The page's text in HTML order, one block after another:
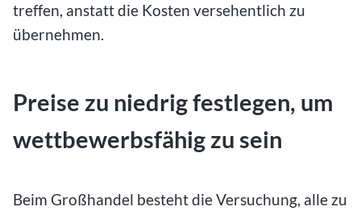
treffen, anstatt die Kosten versehentlich zu
übernehmen.
Preise zu niedrig festlegen, um
wettbewerbsfähig zu sein
Beim Großhandel besteht die Versuchung, alle zu